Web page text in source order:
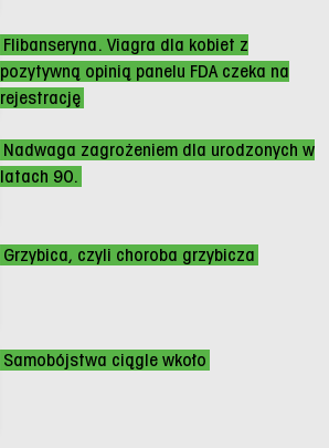
Flibanseryna. Viagra dla kobiet z
pozytywną opinią panelu FDA czeka na
rejestrację
Nadwaga zagrożeniem dla urodzonych w
latach 90.
Grzybica, czyli choroba grzybicza
Samobójstwa ciągle wkoło